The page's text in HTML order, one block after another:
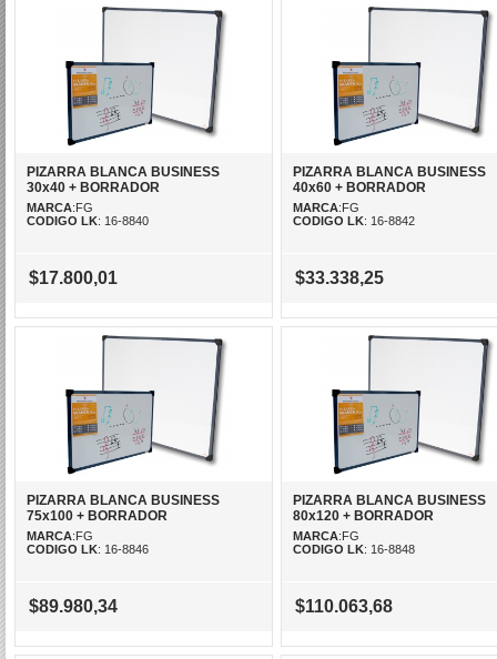
PIZARRA BLANCA BUSINESS
30x40 + BORRADOR
MARCA:FG
CODIGO LK: 16-8840
$17.800,01
PIZARRA BLANCA BUSINESS
40x60 + BORRADOR
MARCA:FG
CODIGO LK: 16-8842
$33.338,25
PIZARRA BLANCA BUSINESS
75x100 + BORRADOR
MARCA:FG
CODIGO LK: 16-8846
$89.980,34
PIZARRA BLANCA BUSINESS
80x120 + BORRADOR
MARCA:FG
CODIGO LK: 16-8848
$110.063,68